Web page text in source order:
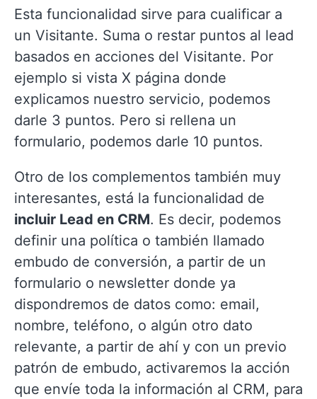
Esta funcionalidad sirve para cualificar a
un Visitante. Suma o restar puntos al lead
basados en acciones del Visitante. Por
ejemplo si vista X página donde
explicamos nuestro servicio, podemos
darle 3 puntos. Pero si rellena un
formulario, podemos darle 10 puntos.
Otro de los complementos también muy
interesantes, está la funcionalidad de
incluir Lead en CRM. Es decir, podemos
definir una política o también llamado
embudo de conversión, a partir de un
formulario o newsletter donde ya
dispondremos de datos como: email,
nombre, teléfono, o algún otro dato
relevante, a partir de ahí y con un previo
patrón de embudo, activaremos la acción
que envíe toda la información al CRM, para